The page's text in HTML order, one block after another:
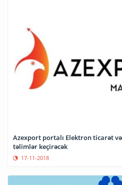
Azexport portalı Elektron ticarət
təlimlər keçirəcək
17-11-2018